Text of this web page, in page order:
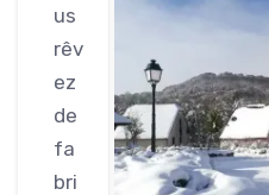
us
rêv
ez
de
fa
bri